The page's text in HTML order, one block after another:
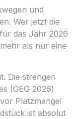
und
Wer jetzt die
für das Jahr 2026
als nur eine
Die strengen
(GEG 2026)
Platzmangel
ist absolut